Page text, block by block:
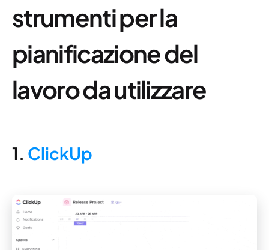
strumenti per la
pianificazione del
lavoro da utilizzare
1. ClickUp